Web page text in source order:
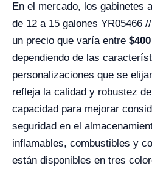
En el mercado, los gabinetes
de 12 a 15 galones YR05466
un precio que varía entre
dependiendo de las
personalizaciones que se
refleja la calidad y robustez
capacidad para mejorar
seguridad en el
inflamables, combustibles y
están disponibles en tres